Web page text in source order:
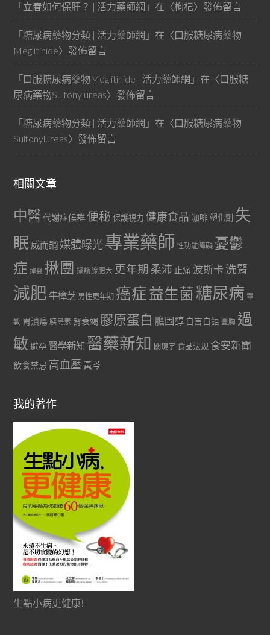
「立春如何保肝？ | 活力藥師網 」在〈枸杞〉發佈留言
「糖尿病藥物分類 | 活力藥師網 」在〈口服糖尿病藥物
Meglitinide〉發佈留言
「口服糖尿病藥物Meglitinide | 活力藥師網 」在〈口服糖
尿病藥物Sulfonylureas〉發佈留言
「糖尿病藥物分類 | 活力藥師網 」在〈口服糖尿病藥物
Sulfonylureas〉發佈留言
相關文章
中醫代謝症候群 便秘 保護視力 健康食品 咖啡 塑化劑 失
眠 威而鋼 媒體曝光專業藥師 性功能障礙 憂鬱
症 掉髮 揪團 攝護腺肥大 更年期 柔沛 止痛 波斯卡 洗腎
減肥 牛樟芝 男性更年期 癌症益生菌 糖尿病 罩
敏 胃潰瘍 胰島素 腎衰竭 膠原蛋白 膽固醇 自言自語 豐胸 過
敏 避孕 醫學新知 醫藥新知 關鍵字 食品法規 食安新聞
飲食禁忌 高血壓 黃芩
我的著作
生點小病更健康!